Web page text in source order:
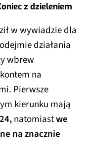
z dzieleniem
w wywiadzie dla
działania
wbrew
na
Pierwsze
kierunku mają
natomiastwe
na znacznie